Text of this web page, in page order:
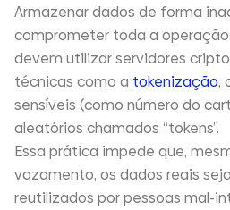
Armazenar dados de forma
comprometer toda a
devem utilizar servidores
técnicas como a tokenização,
sensíveis (como número do
aleatórios chamados “tokens”.
Essa prática impede que,
vazamento, os dados reais
reutilizados por pessoas mal-